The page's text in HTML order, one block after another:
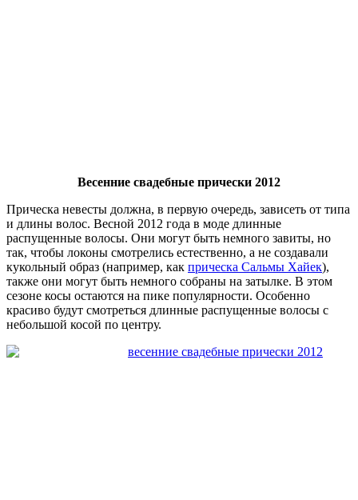
Весенние свадебные прически 2012
Прическа невесты должна, в первую очередь, зависеть от типа
и длины волос. Весной 2012 года в моде длинные
распущенные волосы. Они могут быть немного завиты, но
так, чтобы локоны смотрелись естественно, а не создавали
кукольный образ (например, как прическа Сальмы Хайек),
также они могут быть немного собраны на затылке. В этом
сезоне косы остаются на пике популярности. Особенно
красиво будут смотреться длинные распущенные волосы с
небольшой косой по центру.